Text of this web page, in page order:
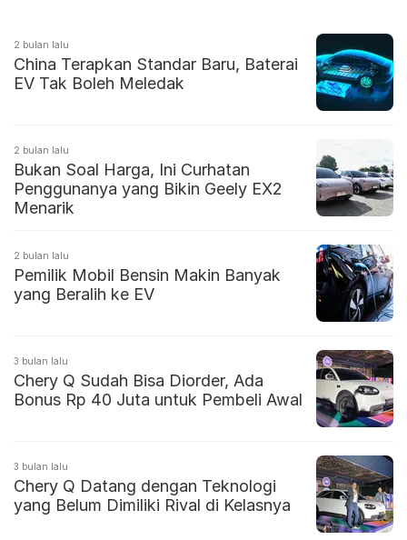
2 bulan lalu
China Terapkan Standar Baru, Baterai
EV Tak Boleh Meledak
2 bulan lalu
Bukan Soal Harga, Ini Curhatan
Penggunanya yang Bikin Geely EX2
Menarik
2 bulan lalu
Pemilik Mobil Bensin Makin Banyak
yang Beralih ke EV
3 bulan lalu
Chery Q Sudah Bisa Diorder, Ada
Bonus Rp 40 Juta untuk Pembeli Awal
3 bulan lalu
Chery Q Datang dengan Teknologi
yang Belum Dimiliki Rival di Kelasnya